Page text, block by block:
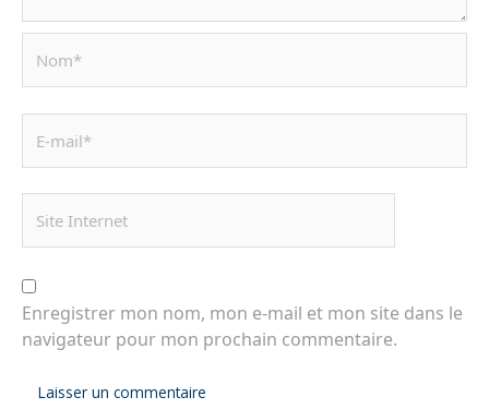
Enregistrer mon nom, mon e-mail et mon site dans le
navigateur pour mon prochain commentaire.